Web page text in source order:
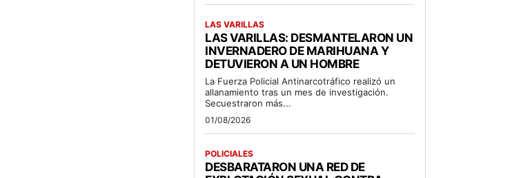
LAS VARILLAS
LAS VARILLAS: DESMANTELARON UN
INVERNADERO DE MARIHUANA Y
DETUVIERON A UN HOMBRE
La Fuerza Policial Antinarcotráfico realizó un
allanamiento tras un mes de investigación.
Secuestraron más...
01/08/2026
POLICIALES
DESBARATARON UNA RED DE